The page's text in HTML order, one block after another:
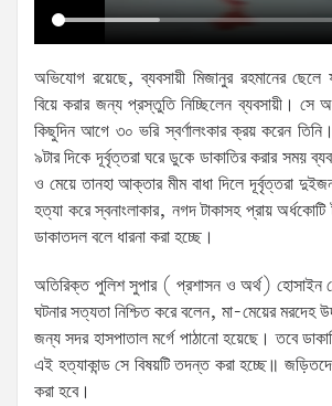
অভিযোগ রয়েছে, ব্যবসায়ী মিজানুর রহমানের ছেলে
বিয়ে করার জন্য প্রস্তুতি নিচ্ছিলেন ব্যবসায়ী। সে
কিছুদিন আগে ৩০ ভরি স্বর্ণালংকার ক্রয় করেন
৯টার দিকে দূর্বৃত্তরা ঘরে ডুকে ডাকাতির করার সময়
ও মেয়ে তানহা আক্তার মীম বাধা দিলে দূর্বৃত্তরা
হত্যা করে স্বনাংলাকার, নগদ টাকাসহ প্রায় অর্ধকোটি
ডাকাতদল বলে ধারনা করা হচ্ছে।
অতিরিক্ত পুলিশ সুপার ( প্রশাসন ও অর্থ) হোসাইন
ঘটনার সত্যতা নিশ্চিত করে বলেন, মা-মেয়ের মরদেহ
জন্য সদর হাসপাতাল মর্গে পাঠানো হয়েছে। তবে
এই হত্যাকান্ড সে বিষয়টি তদন্ত করা হচ্ছে॥
করা হবে।